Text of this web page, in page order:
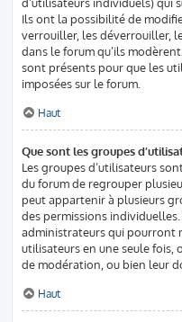
Ils ont la possibilité de
verrouiller, les déverrouiller,
dans le forum qu’ils
sont présents pour que les
imposées sur le forum.
Haut
Que sont les groupes
Les groupes d’utilisateurs
du forum de regrouper
peut appartenir à plusieurs
des permissions
administrateurs qui pourront
utilisateurs en une seule fois,
de modération, ou bien leur
Haut